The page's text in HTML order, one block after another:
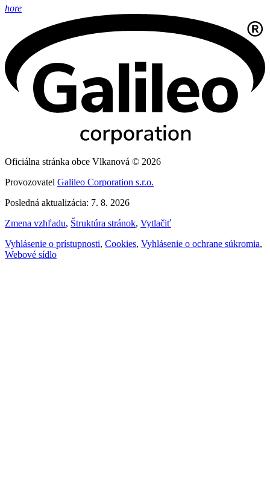
hore
Oficiálna stránka obce Vlkanová © 2026
Provozovatel Galileo Corporation s.r.o.
Posledná aktualizácia: 7. 8. 2026
Zmena vzhľadu, Štruktúra stránok, Vytlačiť
Vyhlásenie o prístupnosti, Cookies, Vyhlásenie o ochrane súkromia,
Webové sídlo